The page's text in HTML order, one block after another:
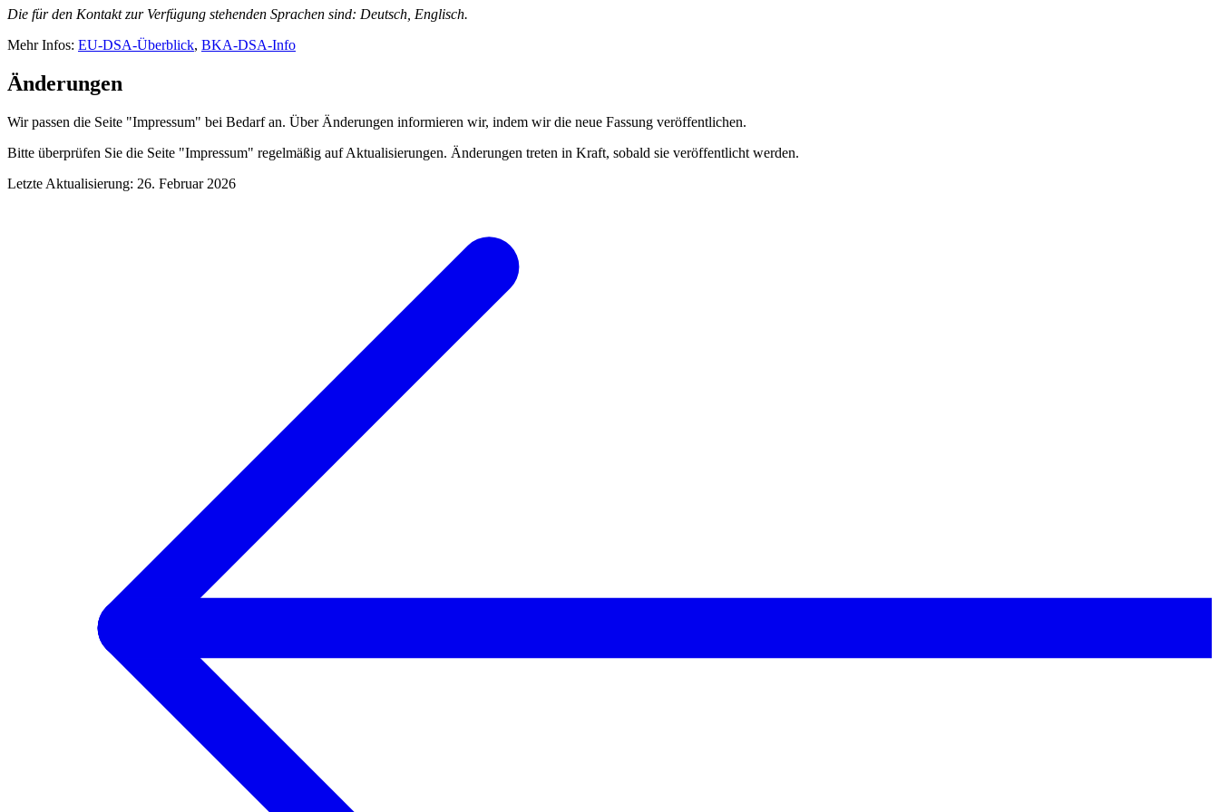
Die für den Kontakt zur Verfügung stehenden Sprachen sind: Deutsch, Englisch.
Mehr Infos: EU-DSA-Überblick, BKA-DSA-Info
Änderungen
Wir passen die Seite "Impressum" bei Bedarf an. Über Änderungen informieren wir, indem wir die neue Fassung veröffentlichen.
Bitte überprüfen Sie die Seite "Impressum" regelmäßig auf Aktualisierungen. Änderungen treten in Kraft, sobald sie veröffentlicht werden.
Letzte Aktualisierung: 26. Februar 2026